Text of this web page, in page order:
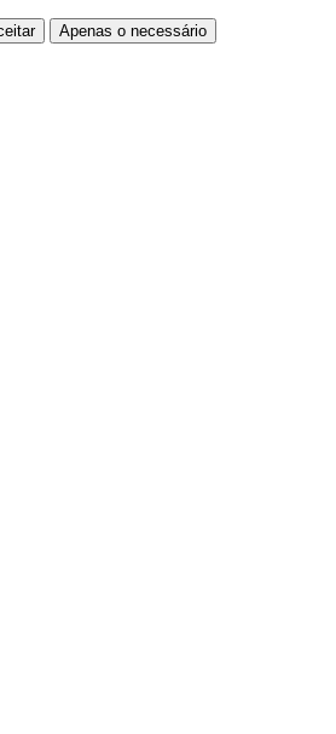
Apenas o necessário